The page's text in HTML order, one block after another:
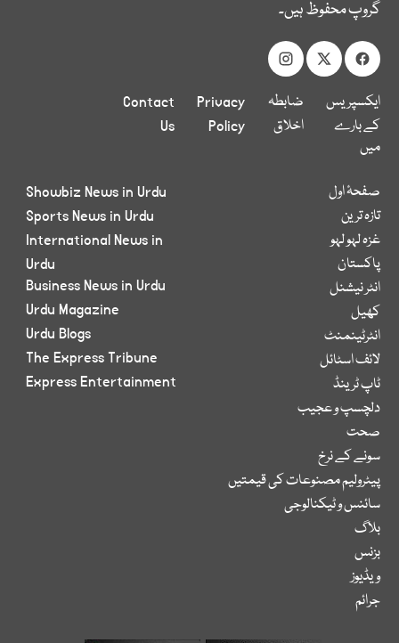
گروپ محفوظ ہیں۔
ایکسپریس
کے بارے
میں
ضابطہ
اخلاق
Privacy
Policy
Contact
Us
صفحۂ اول
تازہ ترین
غزہ لہو لہو
پاکستان
انٹر نیشنل
کھیل
انٹرٹینمنٹ
لائف اسٹائل
ٹاپ ٹرینڈ
دلچسپ و عجیب
صحت
سونے کے نرخ
پیٹرولیم مصنوعات کی قیمتیں
سائنس و ٹیکنالوجی
بلاگ
بزنس
ویڈیوز
جرائم
Showbiz News in Urdu
Sports News in Urdu
International News in
Urdu
Business News in Urdu
Urdu Magazine
Urdu Blogs
The Express Tribune
Express Entertainment